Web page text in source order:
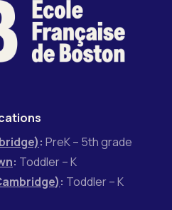
: PreK – 5th grade
: Toddler – K
: Toddler – K